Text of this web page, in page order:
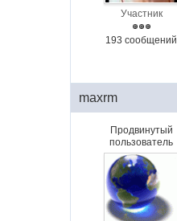
Участник
193 сообщений
maxrm
Продвинутый
пользователь